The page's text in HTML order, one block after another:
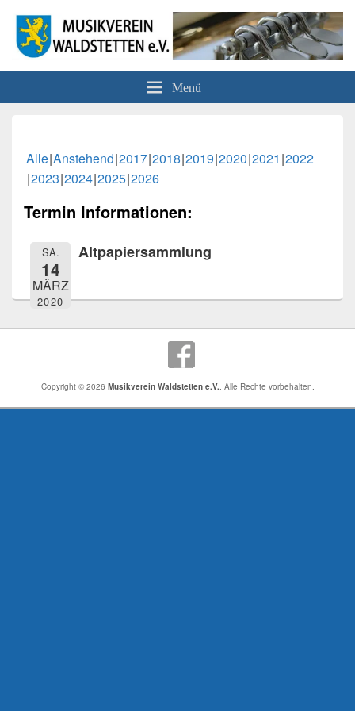
Musikverein Waldstetten e.V.
Menü
Alle Anstehend 2017 2018 2019 2020 2021 2022
2023 2024 2025 2026
Termin Informationen:
SA.
14
MÄRZ
2020
Altpapiersammlung
Copyright © 2026 Musikverein Waldstetten e.V.. Alle Rechte vorbehalten.